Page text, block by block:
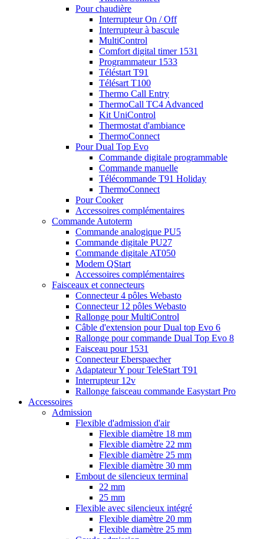
Pour chaudière
Interrupteur On / Off
Interrupteur à bascule
MultiControl
Comfort digital timer 1531
Programmateur 1533
Téléstart T91
Télésart T100
Thermo Call Entry
ThermoCall TC4 Advanced
Kit UniControl
Thermostat d'ambiance
ThermoConnect
Pour Dual Top Evo
Commande digitale programmable
Commande manuelle
Télécommande T91 Holiday
ThermoConnect
Pour Cooker
Accessoires complémentaires
Commande Autoterm
Commande analogique PU5
Commande digitale PU27
Commande digitale AT050
Modem QStart
Accessoires complémentaires
Faisceaux et connecteurs
Connecteur 4 pôles Webasto
Connecteur 12 pôles Webasto
Rallonge pour MultiControl
Câble d'extension pour Dual top Evo 6
Rallonge pour commande Dual Top Evo 8
Faisceau pour 1531
Connecteur Eberspaecher
Adaptateur Y pour TeleStart T91
Interrupteur 12v
Rallonge faisceau commande Easystart Pro
Accessoires
Admission
Flexible d'admission d'air
Flexible diamètre 18 mm
Flexible diamètre 22 mm
Flexible diamètre 25 mm
Flexible diamètre 30 mm
Embout de silencieux terminal
22 mm
25 mm
Flexible avec silencieux intégré
Flexible diamètre 20 mm
Flexible diamètre 25 mm